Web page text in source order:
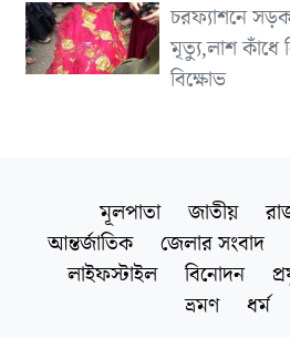
চরফ্যাশনে সড়ক
মৃত্যু,লাশ কাঁধে
বিক্ষোভ
মূলপাতা জাতীয়
আন্তর্জাতিক
জেলার সংবাদ
লাইফস্টাইল
বিনোদন
ভ্রমণ
ধর্ম